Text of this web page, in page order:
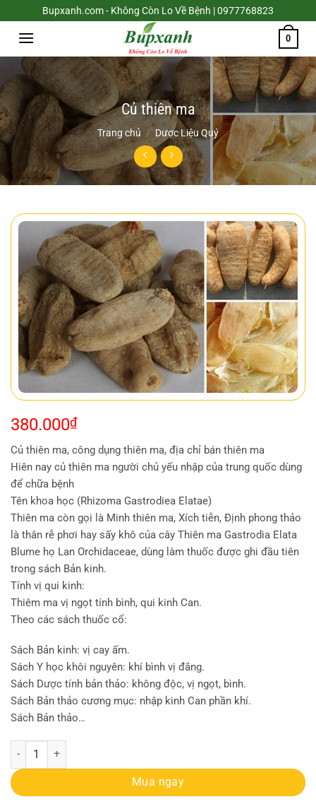
đến
dung
Bupxanh.com - Không Còn Lo Về Bệnh | 0977768823
0
Củ thiên ma
Trang chủ / Dược Liệu Quý
380.000₫
Củ thiên ma, công dụng thiên ma, địa chỉ bán thiên ma
Hiên nay củ thiên ma người chủ yếu nhập của trung quốc dùng
để chữa bệnh
Tên khoa học (Rhizoma Gastrodiea Elatae)
Thiên ma còn gọi là Minh thiên ma, Xích tiễn, Định phong thảo
là thân rễ phơi hay sấy khô của cây Thiên ma Gastrodia Elata
Blume họ Lan Orchidaceae, dùng làm thuốc được ghi đầu tiên
trong sách Bản kinh.
Tính vị qui kinh:
Thiêm ma vị ngọt tính bình, qui kinh Can.
Theo các sách thuốc cổ:
Sách Bản kinh: vị cay ấm.
Sách Y học khôi nguyên: khí bình vị đắng.
Sách Dược tính bản thảo: không độc, vị ngọt, bình.
Sách Bản thảo cương mục: nhập kinh Can phần khí.
Sách Bản thảo…
Củ thiên ma số lượng
Mua ngay